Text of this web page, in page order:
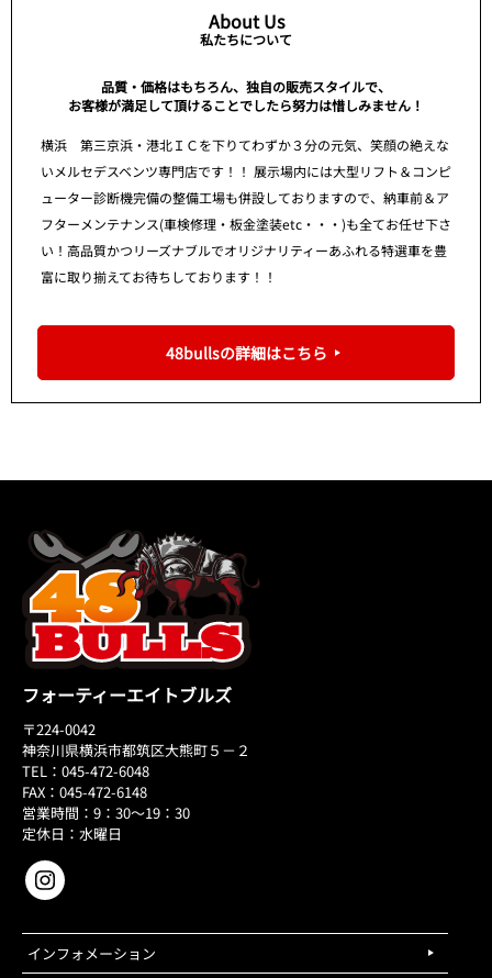
About Us
私たちについて
品質・価格はもちろん、独自の販売スタイルで、
お客様が満足して頂けることでしたら努力は惜しみません！
横浜 第三京浜・港北ＩＣを下りてわずか３分の元気、笑顔の絶えな
いメルセデスベンツ専門店です！！ 展示場内には大型リフト＆コンピ
ューター診断機完備の整備工場も併設しておりますので、納車前＆ア
フターメンテナンス(車検修理・板金塗装etc・・・)も全てお任せ下さ
い！高品質かつリーズナブルでオリジナリティーあふれる特選車を豊
富に取り揃えてお待ちしております！！
48bullsの詳細はこちら
フォーティーエイトブルズ
〒224-0042
神奈川県横浜市都筑区大熊町５－２
TEL：045-472-6048
FAX：045-472-6148
営業時間：9：30～19：30
定休日：水曜日
インフォメーション